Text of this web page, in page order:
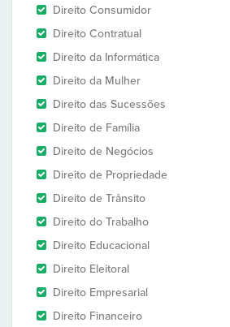
Direito Consumidor
Direito Contratual
Direito da Informática
Direito da Mulher
Direito das Sucessões
Direito de Família
Direito de Negócios
Direito de Propriedade
Direito de Trânsito
Direito do Trabalho
Direito Educacional
Direito Eleitoral
Direito Empresarial
Direito Financeiro